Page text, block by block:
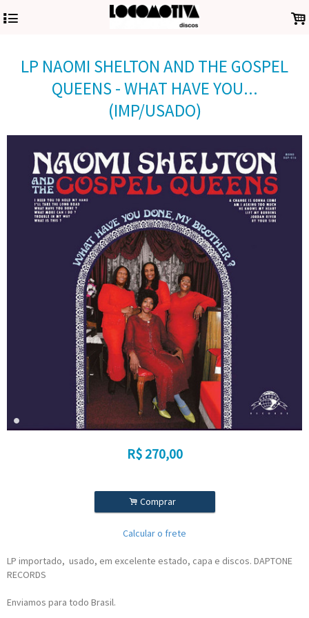
4 .
LP NAOMI SHELTON AND THE GOSPEL
QUEENS - WHAT HAVE YOU...
(IMP/USADO)
R$ 270,00
. Comprar
Calcular o frete
LP importado, usado, em excelente estado, capa e discos. DAPTONE
RECORDS
Enviamos para todo Brasil.